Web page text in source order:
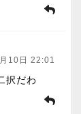
10日 22:01
択だわ